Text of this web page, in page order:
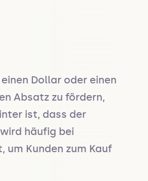
Dollar oder einen
Absatz zu fördern,
ist, dass der
häufig bei
Kunden zum Kauf